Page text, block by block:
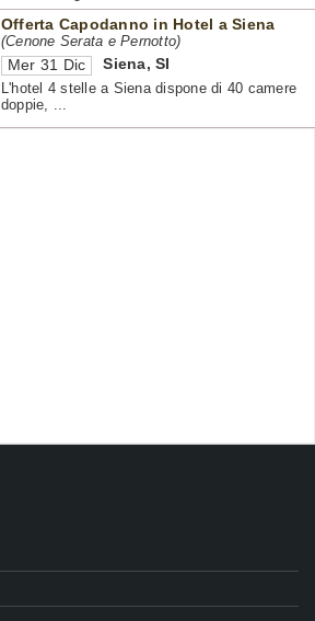
Offerta Capodanno in Hotel a Siena
(Cenone Serata e Pernotto)
Mer 31 Dic Siena,SI
L'hotel 4 stelle a Siena dispone di 40 camere
doppie, ...